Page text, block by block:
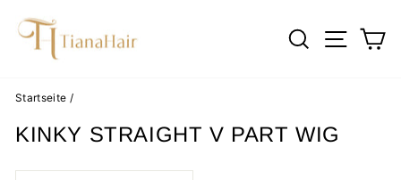
zum
Inhalt
SUCHE
Startseite /
KINKY STRAIGHT V PART WIG